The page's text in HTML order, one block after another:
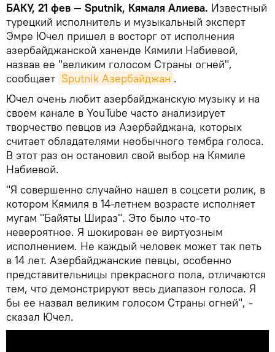
БАКУ, 21 фев — Sputnik, Кямаля Алиева. Известный
турецкий исполнитель и музыкальный эксперт
Эмре Ючел пришел в восторг от исполнения
азербайджанской ханенде Кямили Набиевой,
назвав ее "великим голосом Страны огней",
сообщает Sputnik Азербайджан .
Ючел очень любит азербайджанскую музыку и на
своем канале в YouTube часто анализирует
творчество певцов из Азербайджана, которых
считает обладателями необычного тембра голоса.
В этот раз он остановил свой выбор на Кямиле
Набиевой.
"Я совершенно случайно нашел в соцсети ролик, в
котором Кямиля в 14-летнем возрасте исполняет
мугам "Байяты Шираз". Это было что-то
невероятное. Я шокирован ее виртуозным
исполнением. Не каждый человек может так петь
в 14 лет. Азербайджанские певцы, особенно
представительницы прекрасного пола, отличаются
тем, что демонстрируют весь диапазон голоса. Я
бы ее назвал великим голосом Страны огней", -
сказал Ючел.